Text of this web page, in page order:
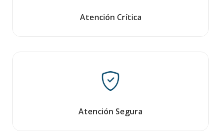
Atención Crítica
Atención Segura